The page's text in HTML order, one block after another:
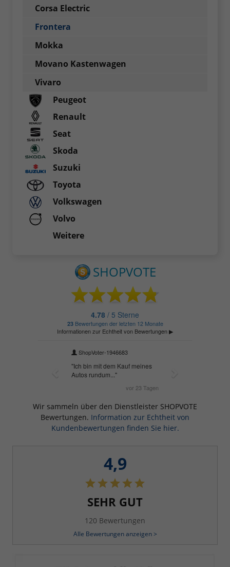
Corsa Electric
Frontera
Mokka
Movano Kastenwagen
Vivaro
Peugeot
Renault
Seat
Skoda
Suzuki
Toyota
Volkswagen
Volvo
Weitere
Wir sammeln über den Dienstleister SHOPVOTE
Bewertungen. Information zur Echtheit von
Kundenbewertungen finden Sie hier.
4,9
SEHR GUT
120 Bewertungen
Alle Bewertungen anzeigen >